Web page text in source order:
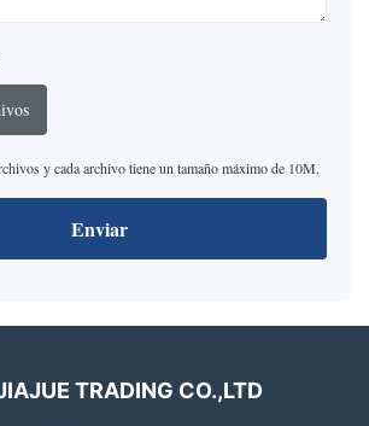
y cada archivo tiene un tamaño máximo de 10M.
Enviar
TRADING CO.,LTD